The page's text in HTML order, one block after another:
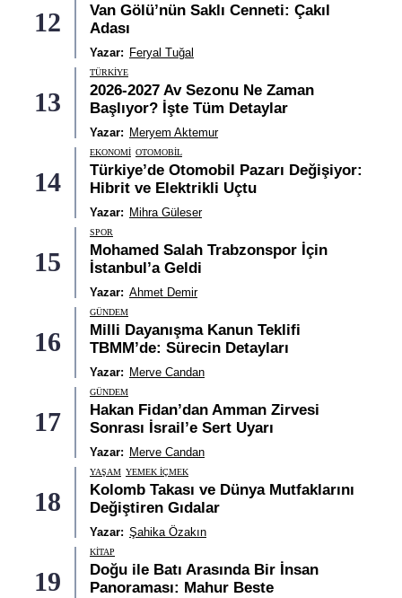
12
Van Gölü’nün Saklı Cenneti: Çakıl
Adası
Yazar: Feryal Tuğal
13
TÜRKIYE
2026-2027 Av Sezonu Ne Zaman
Başlıyor? İşte Tüm Detaylar
Yazar: Meryem Aktemur
14
EKONOMI OTOMOBIL
Türkiye’de Otomobil Pazarı Değişiyor:
Hibrit ve Elektrikli Uçtu
Yazar: Mihra Güleser
15
SPOR
Mohamed Salah Trabzonspor İçin
İstanbul’a Geldi
Yazar: Ahmet Demir
16
GÜNDEM
Milli Dayanışma Kanun Teklifi
TBMM’de: Sürecin Detayları
Yazar: Merve Candan
17
GÜNDEM
Hakan Fidan’dan Amman Zirvesi
Sonrası İsrail’e Sert Uyarı
Yazar: Merve Candan
18
YAŞAM YEMEK İÇMEK
Kolomb Takası ve Dünya Mutfaklarını
Değiştiren Gıdalar
Yazar: Şahika Özakın
19
KITAP
Doğu ile Batı Arasında Bir İnsan
Panoraması: Mahur Beste